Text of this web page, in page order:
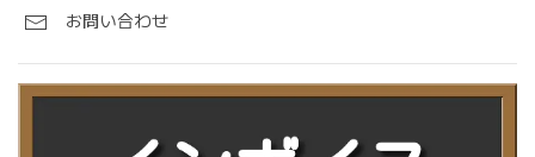
お問い合わせ